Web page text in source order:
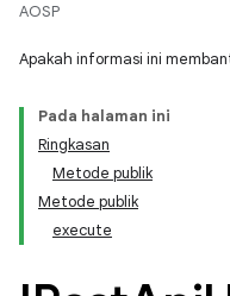
AOSP
Apakah informasi ini
Pada halaman ini
Ringkasan
Metode publik
Metode publik
execute